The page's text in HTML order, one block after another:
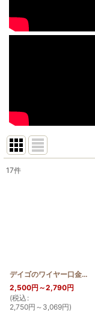
17件
デイゴのワイヤー口金ポーチ12cm
2,500円 ～2,790円
(税込 :
2,750円 ～3,069円)